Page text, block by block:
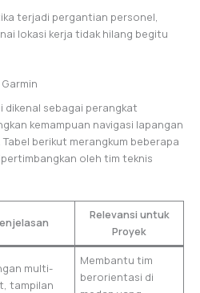
terjadi pergantian personel,
lokasi kerja tidak hilang begitu
dikenal sebagai perangkat
kemampuan navigasi lapangan
berikut merangkum beberapa
oleh tim teknis
Relevansi untuk
Proyek
multi-
tampilan
Membantu tim
berorientasi di